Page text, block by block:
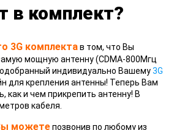
в комплект?
3G комплектав том, что Вы
мощную антенну (CDMA-800Мгц
индивидуально Вашему3G
для крепления антенны! Теперь Вам
как и чем прикрепить антенну! В
кабеля.
можетепозвонив по любому из